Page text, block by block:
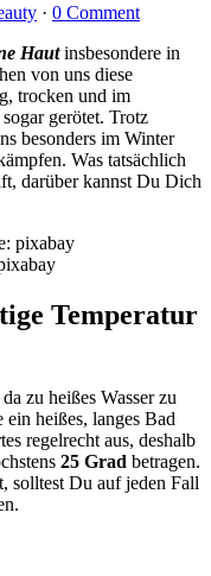
· 0 Comment
Hautinsbesondere in
von uns diese
trocken und im
gerötet. Trotz
besonders im Winter
Was tatsächlich
darüber kannst Du Dich
Temperatur
zu heißes Wasser zu
heißes, langes Bad
regelrecht aus, deshalb
25 Grad betragen.
solltest Du auf jeden Fall